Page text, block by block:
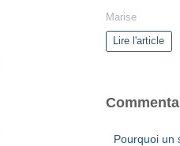
Marise
Lire l'article
Pourquoi un